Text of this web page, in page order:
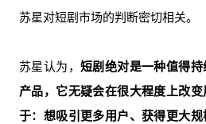
苏星对短剧市场的判断密切相关。
苏星认为， 短剧绝对是一种值得
产品，它无疑会在很大程度上改
于：想吸引更多用户、获得更大